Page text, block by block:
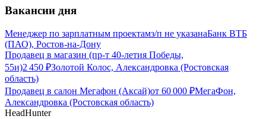
Вакансии дня
Менеджер по зарплатным проектамз/п не указанаБанк ВТБ
(ПАО), Ростов-на-Дону
Продавец в магазин (пр-т 40-летия Победы,
55и)2 450 ₽Золотой Колос, Александровка (Ростовская
область)
Продавец в салон Мегафон (Аксай)от 60 000 ₽МегаФон,
Александровка (Ростовская область)
HeadHunter